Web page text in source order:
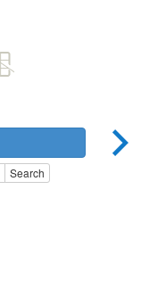
Search